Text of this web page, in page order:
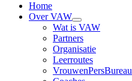
Home
Over VAW
Wat is VAW
Partners
Organisatie
Leerroutes
VrouwenPersBureau